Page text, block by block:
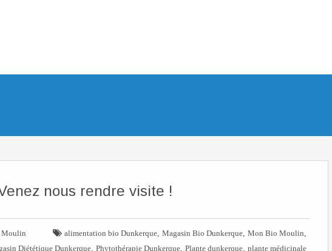
nous rendre visite !
Moulin  alimentation bio Dunkerque Magasin Bio Dunkerque Mon Bio Moulin
Diététique Dunkerque Phytothérapie Dunkerque Plante dunkerque
plante médicinale